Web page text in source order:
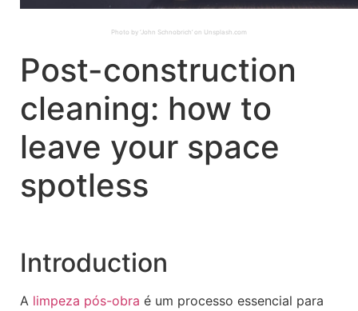
Photo by ‘John Schnobrich’ on Unsplash.com
Post-construction
cleaning: how to
leave your space
spotless
Introduction
A limpeza pós-obra é um processo essencial para